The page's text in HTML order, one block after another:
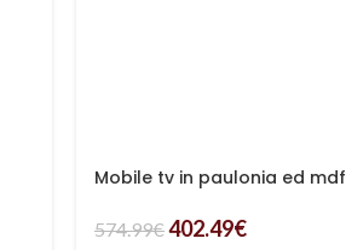
Mobile tv in paulonia ed mdf
574.99€402.49€